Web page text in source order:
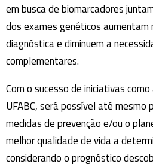
em busca de biomarcadores
dos exames genéticos aumentam
diagnóstica e diminuem a
complementares.
Com o sucesso de iniciativas
UFABC, será possível até mesmo
medidas de prevenção e/ou o
melhor qualidade de vida a
considerando o prognóstico